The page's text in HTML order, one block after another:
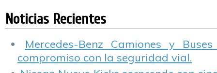
Peugeot Citroën
Argentina a
técnicas de todo el
país.
Noticias Recientes
Mercedes-Benz Camiones y
compromiso con la seguridad vial.